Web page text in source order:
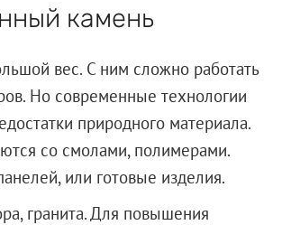
камень
вес. С ним сложно работать
Но современные технологии
природного материала.
со смолами, полимерами.
или готовые изделия.
гранита. Для повышения